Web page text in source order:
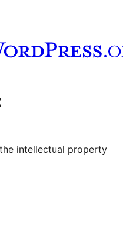
kanaal
ons Tumblr account
intellectual property